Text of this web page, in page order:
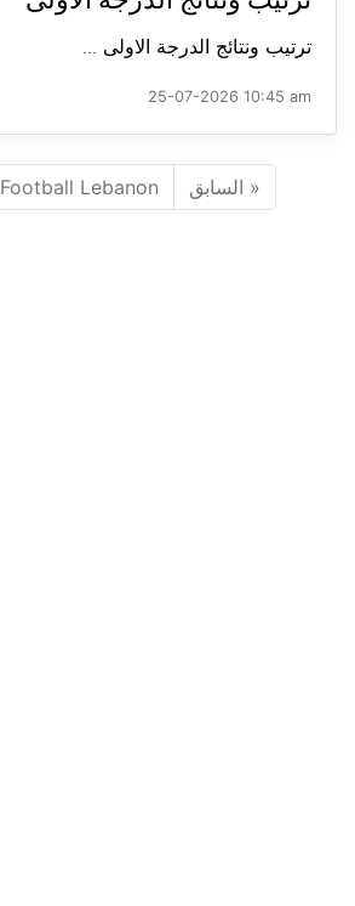
ترتيب ونتائج الدرجة الاولى ...
25-07-2026 10:45 am
« السابق Football Lebanon